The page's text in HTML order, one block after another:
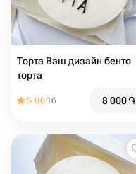
Торта Ваш дизайн бенто
торта
5.00 16 8 000֏